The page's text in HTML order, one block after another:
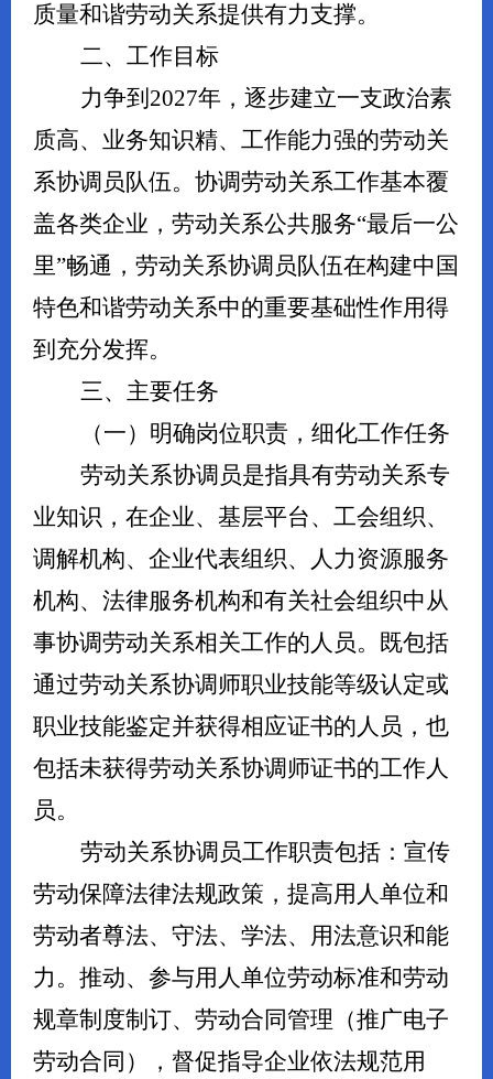
质量和谐劳动关系提供有力支撑。
二、工作目标
力争到 2027年，逐步建立一支政治素
质高、业务知识精、工作能力强的劳动关
系协调员队伍。协调劳动关系工作基本覆
盖各类企业，劳动关系公共服务“最后一公
里”畅通，劳动关系协调员队伍在构建中国
特色和谐劳动关系中的重要基础性作用得
到充分发挥。
三、主要任务
（一）明确岗位职责，细化工作任务
劳动关系协调员是指具有劳动关系专
业知识，在企业、基层平台、工会组织、
调解机构、企业代表组织、人力资源服务
机构、法律服务机构和有关社会组织中从
事协调劳动关系相关工作的人员。既包括
通过劳动关系协调师职业技能等级认定或
职业技能鉴定并获得相应证书的人员，也
包括未获得劳动关系协调师证书的工作人
员。
劳动关系协调员工作职责包括：宣传
劳动保障法律法规政策，提高用人单位和
劳动者尊法、守法、学法、用法意识和能
力。推动、参与用人单位劳动标准和劳动
规章制度制订、劳动合同管理（推广电子
劳动合同），督促指导企业依法规范用